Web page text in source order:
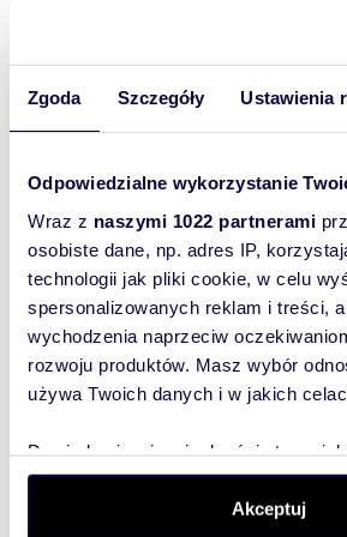
Zgoda Szczegóły Ustawienia
Odpowiedzialne wykorzystanie
Wraz z naszymi 1022 partnerami
osobiste dane, np. adres IP,
technologii jak pliki cookie, w celu
spersonalizowanych reklam i treści,
wychodzenia naprzeciw
rozwoju produktów. Masz wybór
używa Twoich danych i w jakich
Dowiedz się więcej odnośnie tego, jak
dane są przetwarzane oraz ustaw
. W Deklaracji
Akceptuj
室、一個陽台。現在可以看到。每1
房地產公司 KOMPAS
以上描述僅供參考，不構成民法典規
43,10m2 2 88zł/m2
Nowoczesne 2-pokojowe
mieszkanie z balkonem i
zapraszam
mieszkanie Poznań, Centrum,
Wyślij
To najlepszy
sposób, aby
właściciel